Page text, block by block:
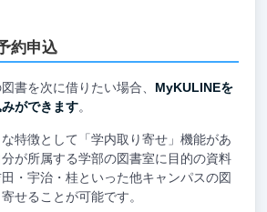
約申込
書を次に借りたい場合、 MyKULINEを
ができます。
特徴として「学内取り寄せ」機能があ
が所属する学部の図書室に目的の資料
・宇治・桂といった他キャンパスの図
せることが可能です。